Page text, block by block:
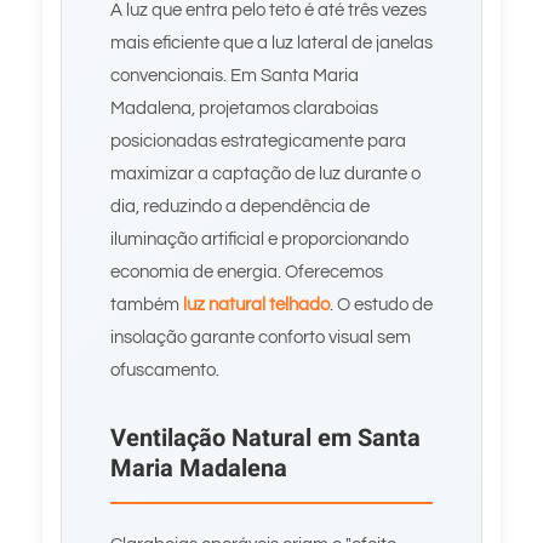
A luz que entra pelo teto é até três vezes
mais eficiente que a luz lateral de janelas
convencionais. Em Santa Maria
Madalena, projetamos claraboias
posicionadas estrategicamente para
maximizar a captação de luz durante o
dia, reduzindo a dependência de
iluminação artificial e proporcionando
economia de energia. Oferecemos
também luz natural telhado. O estudo de
insolação garante conforto visual sem
ofuscamento.
Ventilação Natural em Santa
Maria Madalena